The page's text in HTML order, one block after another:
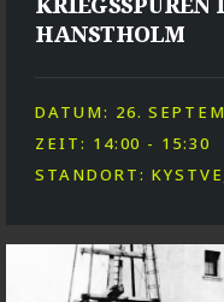
HANSTHOLM
DATUM: 26.
ZEIT: 14:00 - 15:30
STANDORT: